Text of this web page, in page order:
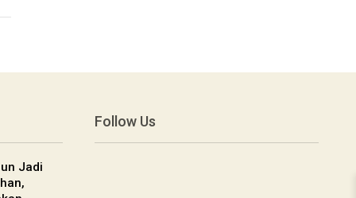
Jadi
Follow Us